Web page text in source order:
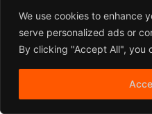
We use cookies to enhance
serve personalized ads or
By clicking "Accept All", you